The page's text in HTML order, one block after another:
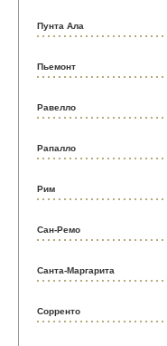
Пунта Ала
Пьемонт
Равелло
Рапалло
Рим
Сан-Ремо
Санта-Маргарита
Сорренто